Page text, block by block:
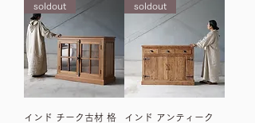
soldout
インド チーク古材 格
soldout
インド アンティーク